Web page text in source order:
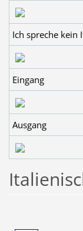
Ich spreche kein
Eingang
Ausgang